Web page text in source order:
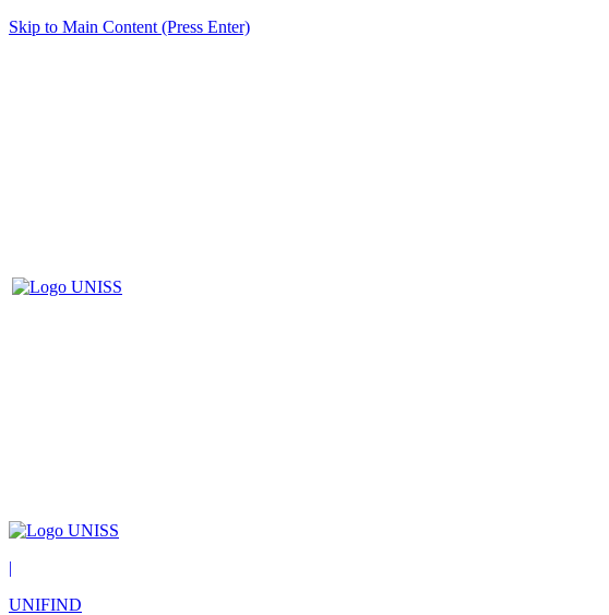
Skip to Main Content (Press Enter)
|
UNIFIND